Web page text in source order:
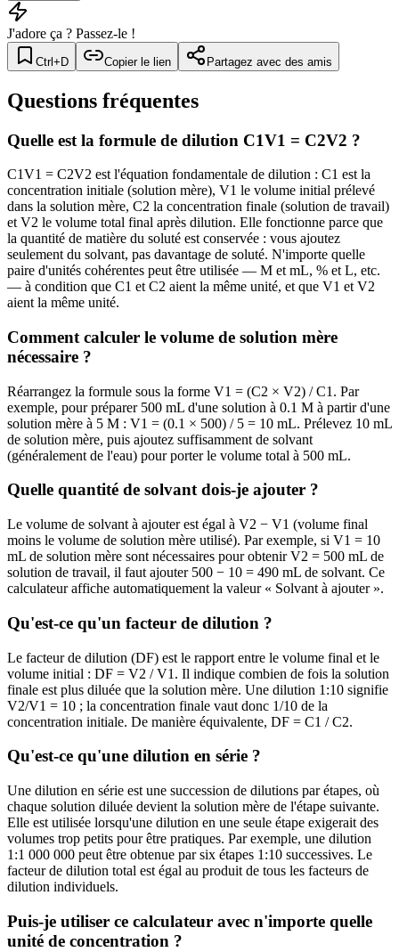
J'adore ça ? Passez-le !
Ctrl+D Copier le lien Partagez avec des amis
Questions fréquentes
Quelle est la formule de dilution C1V1 = C2V2 ?
C1V1 = C2V2 est l'équation fondamentale de dilution : C1 est la
concentration initiale (solution mère), V1 le volume initial prélevé
dans la solution mère, C2 la concentration finale (solution de travail)
et V2 le volume total final après dilution. Elle fonctionne parce que
la quantité de matière du soluté est conservée : vous ajoutez
seulement du solvant, pas davantage de soluté. N'importe quelle
paire d'unités cohérentes peut être utilisée — M et mL, % et L, etc.
— à condition que C1 et C2 aient la même unité, et que V1 et V2
aient la même unité.
Comment calculer le volume de solution mère
nécessaire ?
Réarrangez la formule sous la forme V1 = (C2 × V2) / C1. Par
exemple, pour préparer 500 mL d'une solution à 0.1 M à partir d'une
solution mère à 5 M : V1 = (0.1 × 500) / 5 = 10 mL. Prélevez 10 mL
de solution mère, puis ajoutez suffisamment de solvant
(généralement de l'eau) pour porter le volume total à 500 mL.
Quelle quantité de solvant dois-je ajouter ?
Le volume de solvant à ajouter est égal à V2 − V1 (volume final
moins le volume de solution mère utilisé). Par exemple, si V1 = 10
mL de solution mère sont nécessaires pour obtenir V2 = 500 mL de
solution de travail, il faut ajouter 500 − 10 = 490 mL de solvant. Ce
calculateur affiche automatiquement la valeur « Solvant à ajouter ».
Qu'est-ce qu'un facteur de dilution ?
Le facteur de dilution (DF) est le rapport entre le volume final et le
volume initial : DF = V2 / V1. Il indique combien de fois la solution
finale est plus diluée que la solution mère. Une dilution 1:10 signifie
V2/V1 = 10 ; la concentration finale vaut donc 1/10 de la
concentration initiale. De manière équivalente, DF = C1 / C2.
Qu'est-ce qu'une dilution en série ?
Une dilution en série est une succession de dilutions par étapes, où
chaque solution diluée devient la solution mère de l'étape suivante.
Elle est utilisée lorsqu'une dilution en une seule étape exigerait des
volumes trop petits pour être pratiques. Par exemple, une dilution
1:1 000 000 peut être obtenue par six étapes 1:10 successives. Le
facteur de dilution total est égal au produit de tous les facteurs de
dilution individuels.
Puis-je utiliser ce calculateur avec n'importe quelle
unité de concentration ?